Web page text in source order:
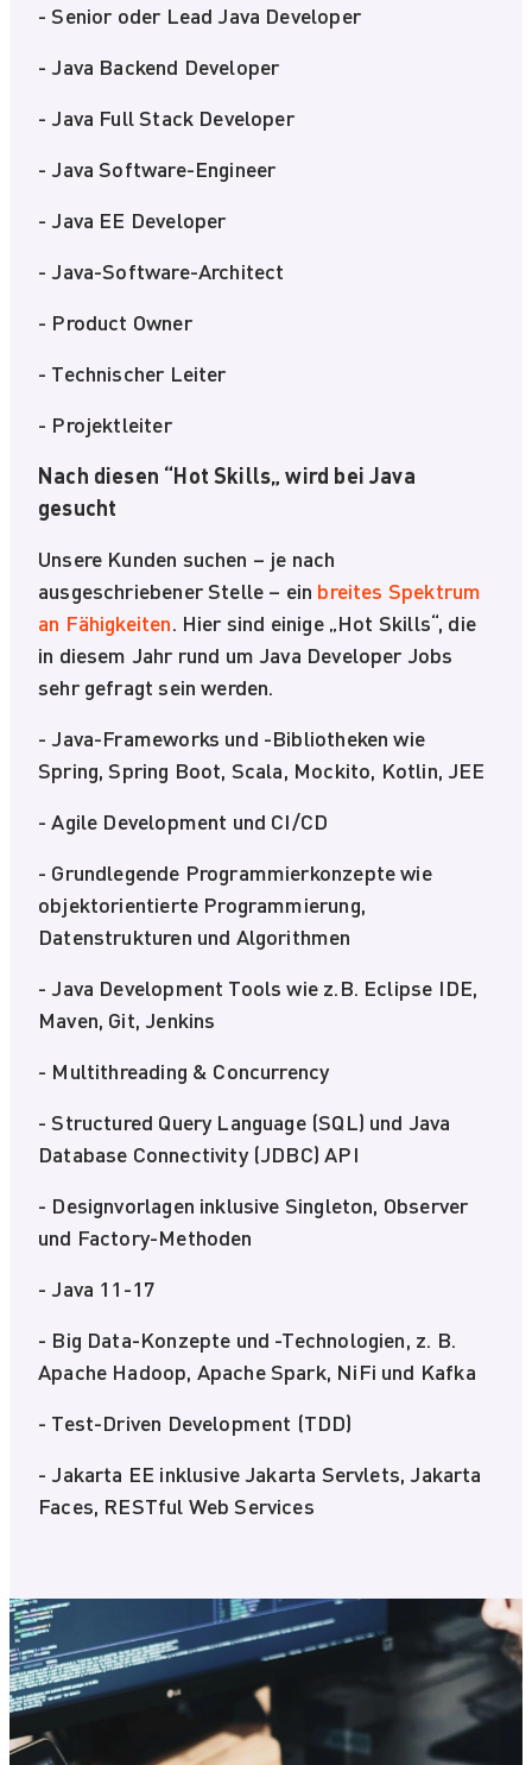
- Senior oder Lead Java Developer
- Java Backend Developer
- Java Full Stack Developer
- Java Software-Engineer
- Java EE Developer
- Java-Software-Architect
- Product Owner
- Technischer Leiter
- Projektleiter
Nach diesen “Hot Skills„ wird bei Java
gesucht
Unsere Kunden suchen – je nach
ausgeschriebener Stelle – ein breites Spektrum
an Fähigkeiten. Hier sind einige „Hot Skills“, die
in diesem Jahr rund um Java Developer Jobs
sehr gefragt sein werden.
- Java-Frameworks und -Bibliotheken wie
Spring, Spring Boot, Scala, Mockito, Kotlin, JEE
- Agile Development und CI/CD
- Grundlegende Programmierkonzepte wie
objektorientierte Programmierung,
Datenstrukturen und Algorithmen
- Java Development Tools wie z.B. Eclipse IDE,
Maven, Git, Jenkins
- Multithreading & Concurrency
- Structured Query Language (SQL) und Java
Database Connectivity (JDBC) API
- Designvorlagen inklusive Singleton, Observer
und Factory-Methoden
- Java 11-17
- Big Data-Konzepte und -Technologien, z. B.
Apache Hadoop, Apache Spark, NiFi und Kafka
- Test-Driven Development (TDD)
- Jakarta EE inklusive Jakarta Servlets, Jakarta
Faces, RESTful Web Services